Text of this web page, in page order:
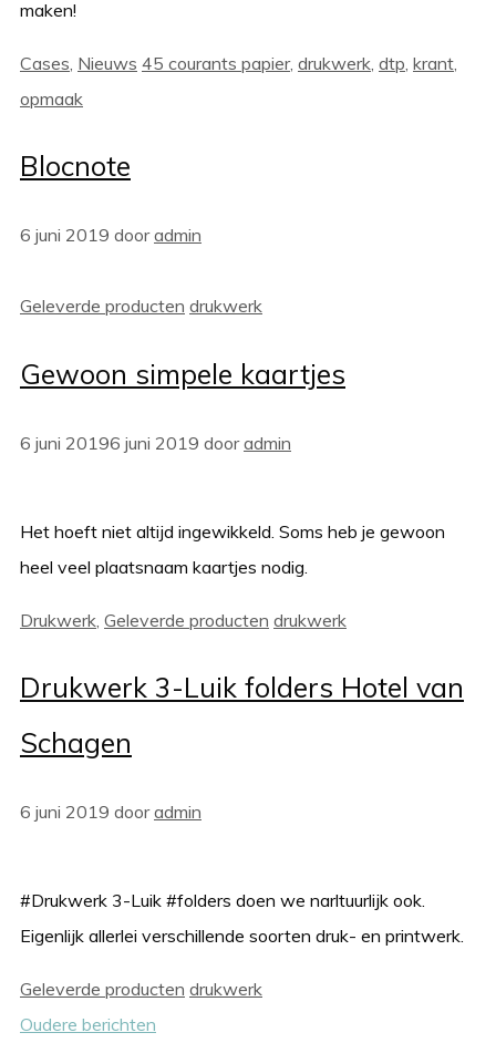
maken!
Categorieën
Cases Nieuws Tags
45 courants papier, drukwerk dtp krant
opmaak
Blocnote
6 juni 2019 dooradmin
Categorieën
Geleverde producten Tags
drukwerk
Gewoon simpele kaartjes
6 juni 20196 juni 2019 dooradmin
Het hoeft niet altijd ingewikkeld. Soms heb je gewoon
heel veel plaatsnaam kaartjes nodig.
Categorieën
Drukwerk Geleverde producten Tags
drukwerk
Drukwerk 3-Luik folders Hotel van
Schagen
6 juni 2019 dooradmin
#Drukwerk 3-Luik #folders doen we narltuurlijk ook.
Eigenlijk allerlei verschillende soorten druk- en printwerk.
Categorieën
Geleverde producten Tags
drukwerk
Oudere berichten